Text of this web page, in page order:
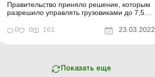
Правительство приняло решение, которым
разрешило управлять грузовиками до 7,5
удостоверений категории В. Кабмин своим
постановлением от 22 марта 2022 г. № 348
0 0 161 23.03.2022
Показать еще